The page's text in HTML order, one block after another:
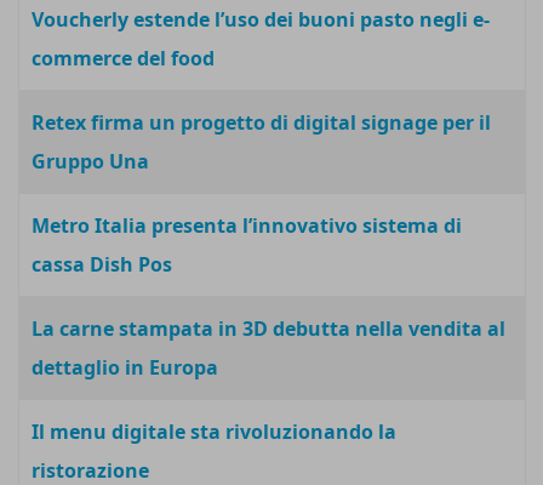
Voucherly estende l’uso dei buoni pasto negli e-
commerce del food
Retex firma un progetto di digital signage per il
Gruppo Una
Metro Italia presenta l’innovativo sistema di
cassa Dish Pos
La carne stampata in 3D debutta nella vendita al
dettaglio in Europa
Il menu digitale sta rivoluzionando la
ristorazione